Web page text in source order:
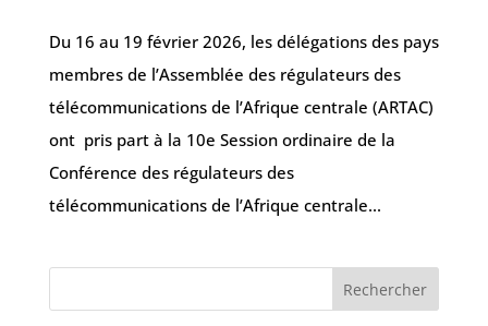
Du 16 au 19 février 2026, les délégations des pays
membres de l’Assemblée des régulateurs des
télécommunications de l’Afrique centrale (ARTAC)
ont pris part à la 10e Session ordinaire de la
Conférence des régulateurs des
télécommunications de l’Afrique centrale...
Rechercher